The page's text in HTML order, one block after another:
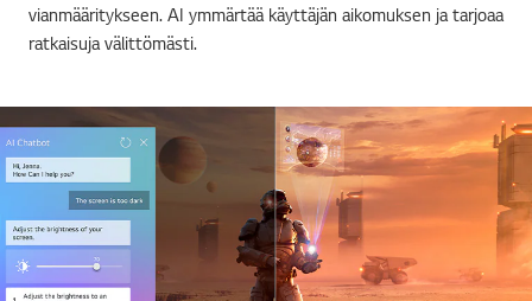
vianmääritykseen. AI ymmärtää käyttäjän aikomuksen ja tarjoaa
ratkaisuja välittömästi.